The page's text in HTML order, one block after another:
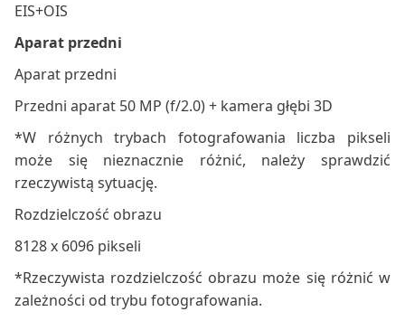
EIS+OIS
Aparat przedni
Aparat przedni
Przedni aparat 50 MP (f/2.0) + kamera głębi 3D
*W różnych trybach fotografowania liczba pikseli
może się nieznacznie różnić, należy sprawdzić
rzeczywistą sytuację.
Rozdzielczość obrazu
8128 x 6096 pikseli
*Rzeczywista rozdzielczość obrazu może się różnić w
zależności od trybu fotografowania.